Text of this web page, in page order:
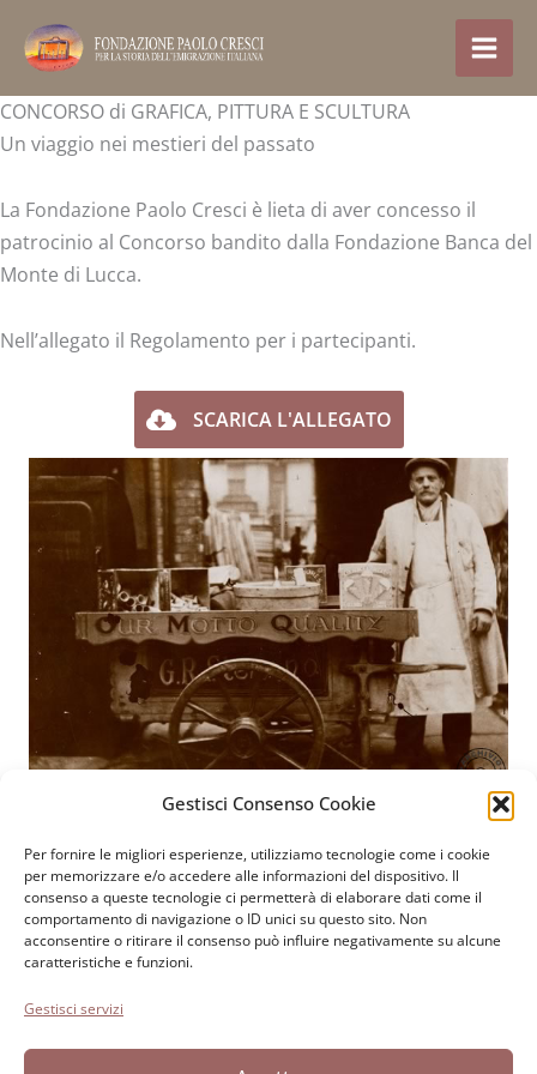
Gestisci Consenso Cookie
Per fornire le migliori esperienze, utilizziamo tecnologie come i cookie
per memorizzare e/o accedere alle informazioni del dispositivo. Il
consenso a queste tecnologie ci permetterà di elaborare dati come il
comportamento di navigazione o ID unici su questo sito. Non
acconsentire o ritirare il consenso può influire negativamente su alcune
caratteristiche e funzioni.
Gestisci servizi
contenuto
CONCORSO di GRAFICA, PITTURA E SCULTURA
Un viaggio nei mestieri del passato
La Fondazione Paolo Cresci è lieta di aver concesso il
patrocinio al Concorso bandito dalla Fondazione Banca del
Monte di Lucca.
Nell’allegato il Regolamento per i partecipanti.
SCARICA L'ALLEGATO
Fondazione Paolo Cresciper la storia dell’emigrazione
italiana
Cortile Carrara, 1 - 55100 Lucca
Tel 0583 417483/4; Fax 0583 417770
Accessibilità